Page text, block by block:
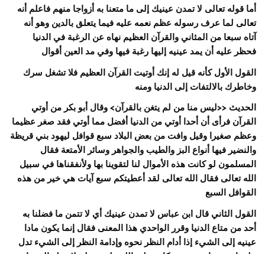
أما قوله تعالى لا تمدن عينيك إلى ما متعنا به أزواجا منهم فاعلم أنه
تعالى لما عرف رسوله عظم نعمه عليه فيما يتعلق بالدين وهو أنه
آتاه سبعا من المثاني والقرآن العظيم نهاه عن الرغبة في الدنيا
فحظر عليه أن يمد عينيه إليها رغبة فيها وفي مد العين أقوال
القول الأول كأنه قيل له إنك أوتيت القرآن العظيم فلا تشغل سرك
وخاطرك بالالتفات إلى الدنيا ومنه
الحديث <<ليس منا من لم يتغن بالقرآن> وقال أبو بكر من أوتي
القرآن فرأى أن أحدا أوتي من الدنيا أفضل مما أوتي فقد صغر عظيما
وعظم صغيرا وقيل وافت من بعض البلاد سبع قوافل ليهود بني قريظة
والنضير فيها أنواع البز والطيب والجواهر وسائر الأمتعة فقال
المسلمون لو كانت هذه الأموال لنا لتقوينا بها ولأنفقناها في سبيل
الله تعالى فقال الله تعالى لقد أعطيتكم سبع آيات هي خير من هذه
القوافل السبع
القول الثاني قال ابن عباس لا تمدن عينيك أي لا تتمن ما فضلنا به
أحد من متاع الدنيا وقرر الواحدي هذا المعنى فقال إنما يكون مادا
عينيه إلى الشيء إذا أدام النظر نحوه وإدامة النظر إلى الشيء تدل